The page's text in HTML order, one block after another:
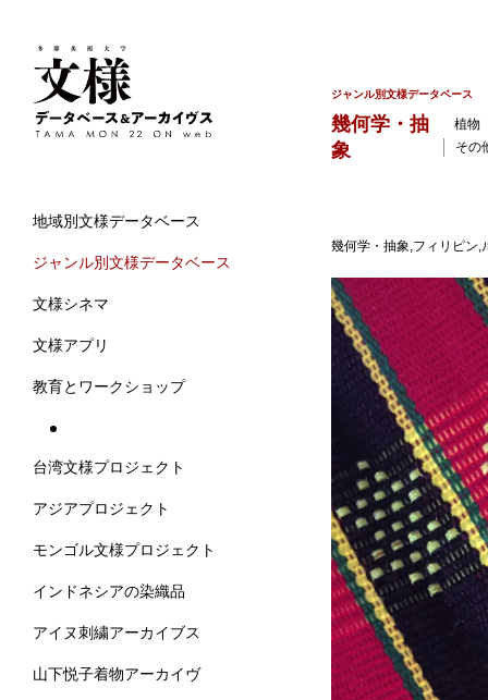
地域別文様データベース
ジャンル別文様データベース
文様シネマ
文様アプリ
教育とワークショップ
台湾文様プロジェクト
アジアプロジェクト
モンゴル文様プロジェクト
インドネシアの染織品
アイヌ刺繍アーカイブス
山下悦子着物アーカイヴ
ジャンル別文様データベース
幾何学・抽
象
植物
その
幾何学・抽象,フィリピン,